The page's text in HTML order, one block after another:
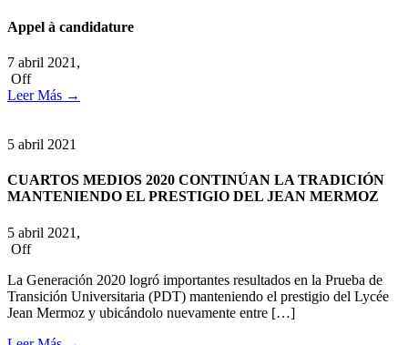
Appel à candidature
7 abril 2021,
Off
Leer Más →
5 abril 2021
CUARTOS MEDIOS 2020 CONTINÚAN LA TRADICIÓN
MANTENIENDO EL PRESTIGIO DEL JEAN MERMOZ
5 abril 2021,
Off
La Generación 2020 logró importantes resultados en la Prueba de
Transición Universitaria (PDT) manteniendo el prestigio del Lycée
Jean Mermoz y ubicándolo nuevamente entre […]